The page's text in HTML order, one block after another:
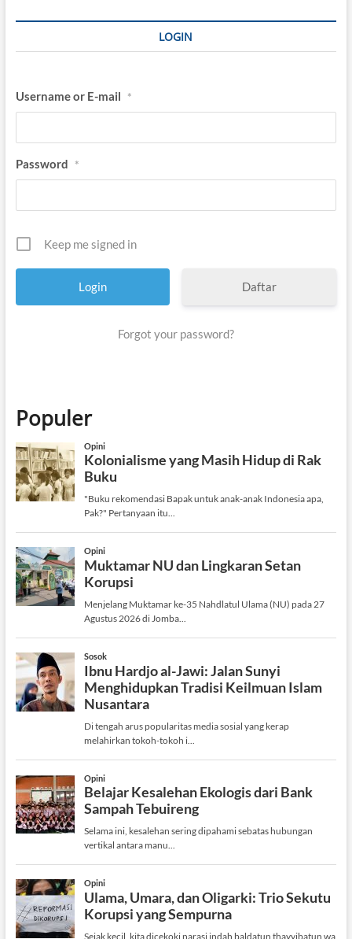
LOGIN
Username or E-mail *
Password *
Keep me signed in
Daftar
Forgot your password?
Populer